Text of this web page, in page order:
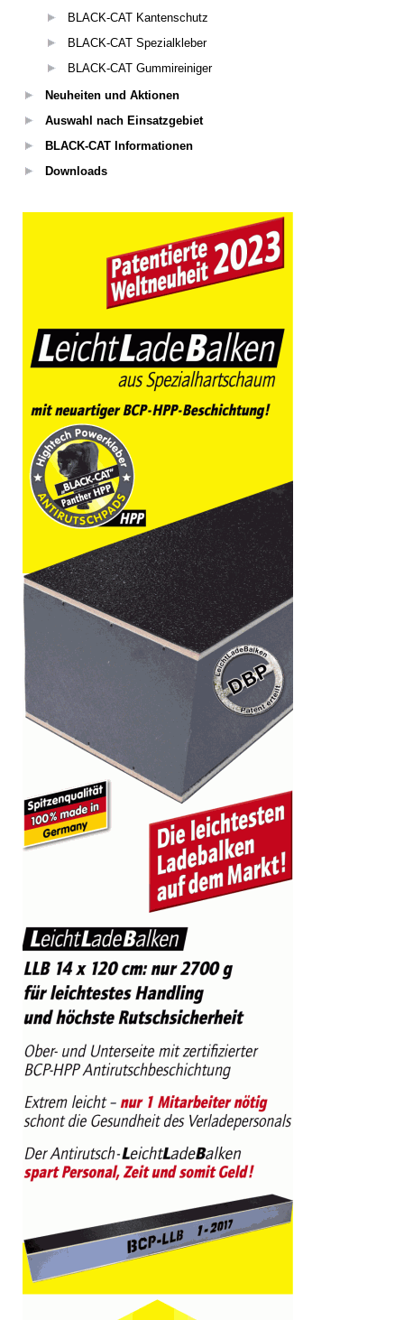
BLACK-CAT Kantenschutz
BLACK-CAT Spezialkleber
BLACK-CAT Gummireiniger
Neuheiten und Aktionen
Auswahl nach Einsatzgebiet
BLACK-CAT Informationen
Downloads